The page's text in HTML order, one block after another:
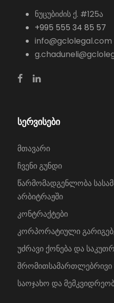
ნუცუბიძის ქ. #125ა
+995 555 34 85 57
info@gclolegal.com
სერვისები
მთავარი
ჩვენი გუნდი
წარმომადგენლობა
არბიტრაჟში
კონტრაქტები
კორპორატიული
უძრავი ქონება და
საოჯახო და